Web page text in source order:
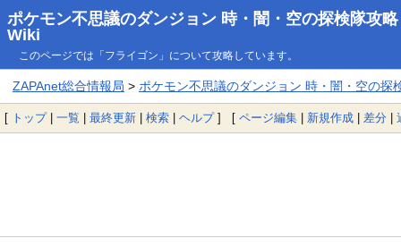
ポケモン不思議のダンジョン 時・闇・空の探検隊攻略
Wiki
このページでは「フライゴン」について攻略しています。
ZAPAnet総合情報局 > ポケモン不思議のダンジョン 時・闇・空の探
[ トップ| 一覧 | 最終更新 | 検索 | ヘルプ] [ ページ編集 | 新規作成 | 差分 |